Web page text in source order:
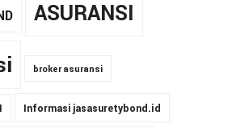
ASURANSI
broker asuransi
Informasi jasasuretybond.id